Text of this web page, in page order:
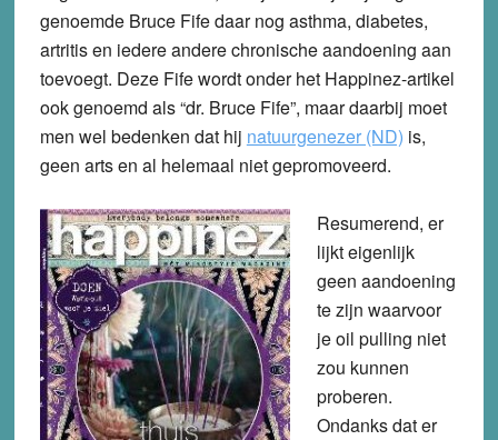
genoemde Bruce Fife daar nog asthma, diabetes,
artritis en iedere andere chronische aandoening aan
toevoegt. Deze Fife wordt onder het Happinez-artikel
ook genoemd als “dr. Bruce Fife”, maar daarbij moet
men wel bedenken dat hij natuurgenezer (ND) is,
geen arts en al helemaal niet gepromoveerd.
Resumerend, er
lijkt eigenlijk
geen aandoening
te zijn waarvoor
je oil pulling niet
zou kunnen
proberen.
Ondanks dat er